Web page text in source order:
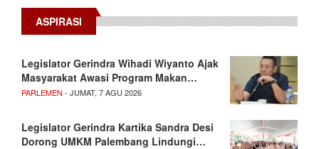
ASPIRASI
Legislator Gerindra Wihadi Wiyanto Ajak
Masyarakat Awasi Program Makan…
PARLEMEN - JUMAT, 7 AGU 2026
Legislator Gerindra Kartika Sandra Desi
Dorong UMKM Palembang Lindungi…